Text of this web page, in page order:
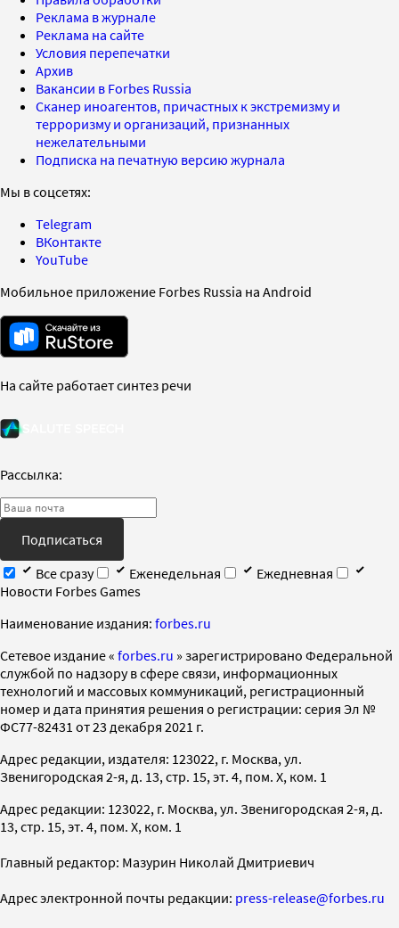
Реклама в журнале
Реклама на сайте
Условия перепечатки
Архив
Вакансии в Forbes Russia
Сканер иноагентов, причастных к экстремизму и
терроризму и организаций, признанных
нежелательными
Подписка на печатную версию журнала
Мы в соцсетях:
Telegram
ВКонтакте
YouTube
Мобильное приложение Forbes Russia на Android
На сайте работает синтез речи
Рассылка:
Подписаться
Все сразу
Еженедельная
Ежедневная
Новости Forbes Games
Наименование издания: forbes.ru
Cетевое издание « forbes.ru » зарегистрировано Федеральной
службой по надзору в сфере связи, информационных
технологий и массовых коммуникаций, регистрационный
номер и дата принятия решения о регистрации: серия Эл №
ФС77-82431 от 23 декабря 2021 г.
Адрес редакции, издателя: 123022, г. Москва, ул.
Звенигородская 2-я, д. 13, стр. 15, эт. 4, пом. X, ком. 1
Адрес редакции: 123022, г. Москва, ул. Звенигородская 2-я, д.
13, стр. 15, эт. 4, пом. X, ком. 1
Главный редактор: Мазурин Николай Дмитриевич
Адрес электронной почты редакции: press-release@forbes.ru